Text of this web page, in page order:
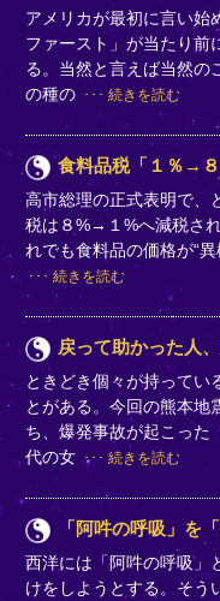
アメリカが最初に言い始
ファースト」が当たり前
る。当然と言えば当然の
の種の
続きを読む
食料品税「１％→
高市総理の正式表明で、
税は８%→１%へ減税さ
れでも食料品の価格が“
続きを読む
戻って助かった人
ときどき個々が持って
とがある。今回の熊本地
ち、爆発事故が起こった
代の女
続きを読む
「阿吽の呼吸」を
西洋には「阿吽の呼吸」
けをしようとする。そう